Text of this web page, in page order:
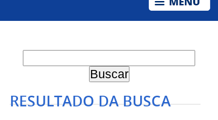
RESULTADO DA BUSCA